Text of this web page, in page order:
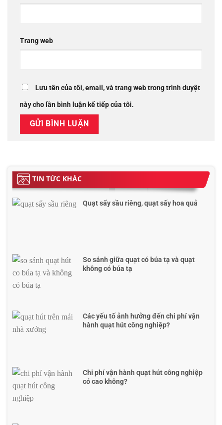
Trang web
Lưu tên của tôi, email, và trang web trong trình duyệt
này cho lần bình luận kế tiếp của tôi.
TIN TỨC KHÁC
Quạt sấy sầu riêng, quạt sấy hoa quả
So sánh giữa quạt có búa tạ và quạt
không có búa tạ
Các yếu tố ảnh hưởng đến chi phí vận
hành quạt hút công nghiệp?
Chi phí vận hành quạt hút công nghiệp
có cao không?